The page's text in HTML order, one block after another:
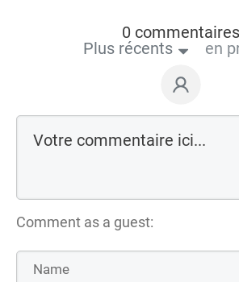
0 commentaires
Plus récents
en
Comment as a guest: